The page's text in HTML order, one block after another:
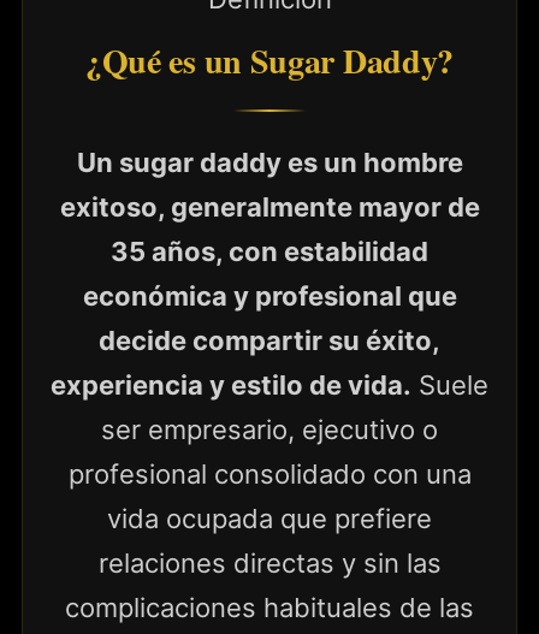
¿Qué es un Sugar Daddy?
Un sugar daddy es un hombre
exitoso, generalmente mayor de
35 años, con estabilidad
económica y profesional que
decide compartir su éxito,
experiencia y estilo de vida. Suele
ser empresario, ejecutivo o
profesional consolidado con una
vida ocupada que prefiere
relaciones directas y sin las
complicaciones habituales de las